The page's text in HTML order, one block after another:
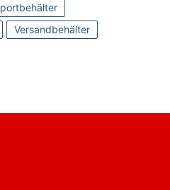
Versandbehälter